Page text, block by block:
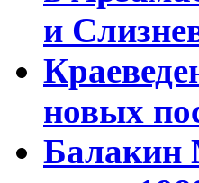
и
новых
Балакин